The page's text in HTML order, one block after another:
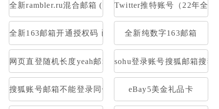
全新rambler.ru混合邮箱 (开通pop)Twitter推特账号（22年全新
全新163邮箱开通授权码 已开通Pop3，imap 格式：账
全新纯数字163邮箱
网页直登随机长度yeah邮箱 sohu登录账号搜狐邮箱搜狐
搜狐账号邮箱不能登录同一密码1元30个eBay5美金礼品卡